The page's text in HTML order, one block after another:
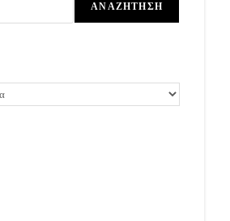
ΑΝΑΖΉΤΗΣΗ